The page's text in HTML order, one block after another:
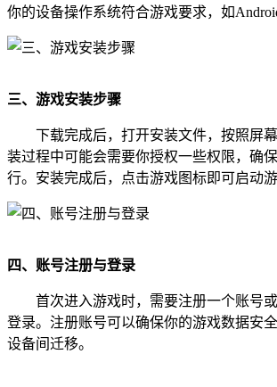
你的设备操作系统符合游戏要求，如
三、游戏安装步骤
下载完成后，打开安装文件，按照屏
装过程中可能会需要你授权一些权限，确
行。安装完成后，点击游戏图标即可启动游
四、账号注册与登录
首次进入游戏时，需要注册一个账号
登录。注册账号可以确保你的游戏数据安
设备间迁移。